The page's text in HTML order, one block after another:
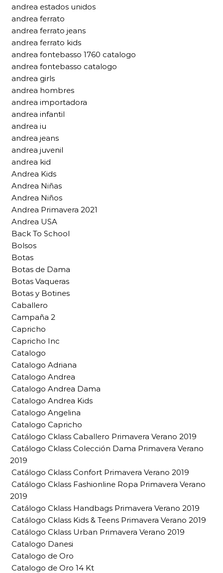
andrea estados unidos
andrea ferrato
andrea ferrato jeans
andrea ferrato kids
andrea fontebasso 1760 catalogo
andrea fontebasso catalogo
andrea girls
andrea hombres
andrea importadora
andrea infantil
andrea iu
andrea jeans
andrea juvenil
andrea kid
Andrea Kids
Andrea Niñas
Andrea Niños
Andrea Primavera 2021
Andrea USA
Back To School
Bolsos
Botas
Botas de Dama
Botas Vaqueras
Botas y Botines
Caballero
Campaña 2
Capricho
Capricho Inc
Catalogo
Catalogo Adriana
Catalogo Andrea
Catalogo Andrea Dama
Catalogo Andrea Kids
Catalogo Angelina
Catalogo Capricho
Catálogo Cklass Caballero Primavera Verano 2019
Catálogo Cklass Colección Dama Primavera Verano
2019
Catálogo Cklass Confort Primavera Verano 2019
Catálogo Cklass Fashionline Ropa Primavera Verano
2019
Catálogo Cklass Handbags Primavera Verano 2019
Catálogo Cklass Kids & Teens Primavera Verano 2019
Catálogo Cklass Urban Primavera Verano 2019
Catalogo Danesi
Catalogo de Oro
Catalogo de Oro 14 Kt